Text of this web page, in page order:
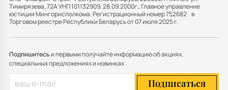
Тимирязева, 72А УНП 101132909, 28.09.2000г., Главное управление
юстиции Мингорисполкома. Регистрационный номер 752682 в
Торговом реестре Республики Беларусь от 07 июля 2025 г.
Подпишитесьи первыми получайте информацию об акциях,
специальных предложениях и новинках
Подписаться